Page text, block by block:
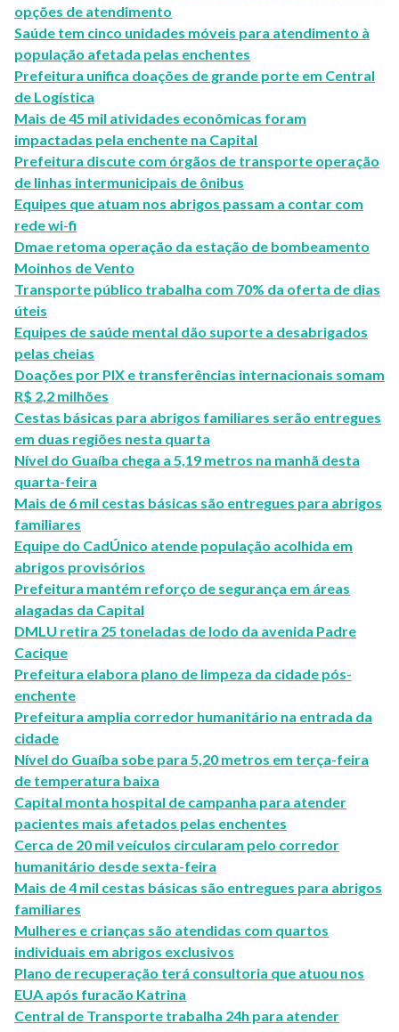
opções de atendimento
Saúde tem cinco unidades móveis para atendimento à
população afetada pelas enchentes
Prefeitura unifica doações de grande porte em Central
de Logística
Mais de 45 mil atividades econômicas foram
impactadas pela enchente na Capital
Prefeitura discute com órgãos de transporte operação
de linhas intermunicipais de ônibus
Equipes que atuam nos abrigos passam a contar com
rede wi-fi
Dmae retoma operação da estação de bombeamento
Moinhos de Vento
Transporte público trabalha com 70% da oferta de dias
úteis
Equipes de saúde mental dão suporte a desabrigados
pelas cheias
Doações por PIX e transferências internacionais somam
R$ 2,2 milhões
Cestas básicas para abrigos familiares serão entregues
em duas regiões nesta quarta
Nível do Guaíba chega a 5,19 metros na manhã desta
quarta-feira
Mais de 6 mil cestas básicas são entregues para abrigos
familiares
Equipe do CadÚnico atende população acolhida em
abrigos provisórios
Prefeitura mantém reforço de segurança em áreas
alagadas da Capital
DMLU retira 25 toneladas de lodo da avenida Padre
Cacique
Prefeitura elabora plano de limpeza da cidade pós-
enchente
Prefeitura amplia corredor humanitário na entrada da
cidade
Nível do Guaíba sobe para 5,20 metros em terça-feira
de temperatura baixa
Capital monta hospital de campanha para atender
pacientes mais afetados pelas enchentes
Cerca de 20 mil veículos circularam pelo corredor
humanitário desde sexta-feira
Mais de 4 mil cestas básicas são entregues para abrigos
familiares
Mulheres e crianças são atendidas com quartos
individuais em abrigos exclusivos
Plano de recuperação terá consultoria que atuou nos
EUA após furacão Katrina
Central de Transporte trabalha 24h para atender